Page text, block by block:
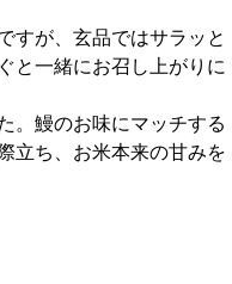
すが、玄品ではサラッと
と一緒にお召し上がりに
。鰻のお味にマッチする
立ち、お米本来の甘みを